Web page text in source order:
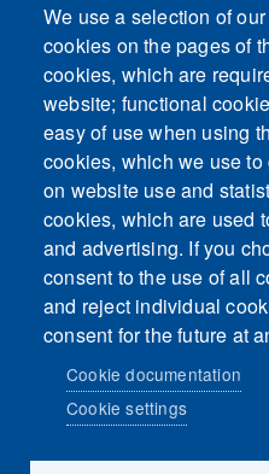
This content is
cookies have
ACCEPT
Only accept
Sosiaalinen media
We use a selection of
cookies on the pages of
cookies, which are
website; functional
easy of use when using
cookies, which we use
on website use and
cookies, which are used
and advertising. If you
consent to the use of all
and reject individual
consent for the future at
Cookie documentation
Cookie settings